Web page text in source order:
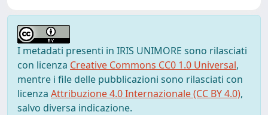
I metadati presenti in IRIS UNIMORE sono rilasciati
con licenza Creative Commons CC0 1.0 Universal,
mentre i file delle pubblicazioni sono rilasciati con
licenza Attribuzione 4.0 Internazionale (CC BY 4.0),
salvo diversa indicazione.